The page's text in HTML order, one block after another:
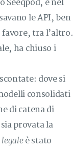
Seeqpod, e nel
le API, ben
favore, tra l’altro.
ha chiuso i
dove si
consolidati
di catena di
provata la
è stato